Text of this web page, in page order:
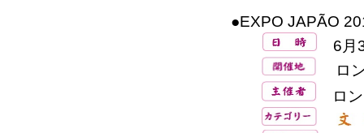
●EXPO JAPÃO
6月3
ロン
ロン